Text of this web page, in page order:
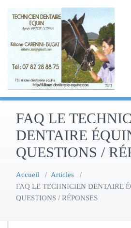
FAQ LE
DENTAIRE
QUESTIONS /
Accueil / Articles /
FAQ LE TECHNICIEN DENTAIRE
QUESTIONS / RÉPONSES